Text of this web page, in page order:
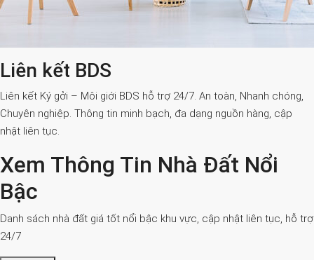
Liên kết BDS
Liên kết Ký gởi – Môi giới BDS hỗ trợ 24/7. An toàn, Nhanh chóng,
Chuyên nghiệp. Thông tin minh bạch, đa dạng nguồn hàng, cập
nhật liên tục.
Xem Thông Tin Nhà Đất Nổi
Bậc
Danh sách nhà đất giá tốt nổi bậc khu vực, cập nhật liên tục, hỗ trợ
24/7